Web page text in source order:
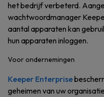
het bedrijf verbeterd.
wachtwoordmanager
aantal apparaten kan
hun apparaten inloggen.
Voor ondernemingen
Keeper Enterprise
geheimen van uw